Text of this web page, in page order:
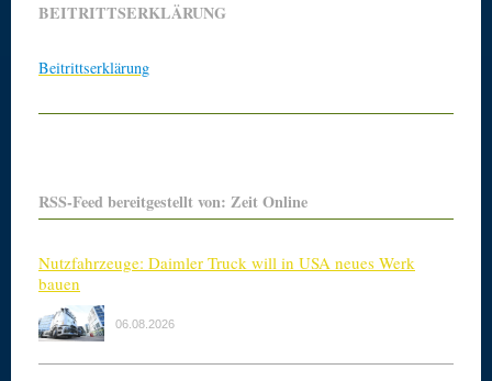
BEITRITTSERKLÄRUNG
Beitrittserklärung
RSS-Feed bereitgestellt von: Zeit Online
Nutzfahrzeuge: Daimler Truck will in USA neues Werk
bauen
06.08.2026